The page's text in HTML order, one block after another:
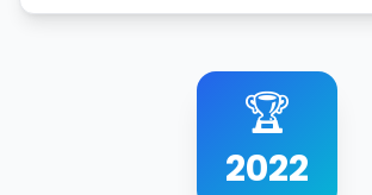
🏆
2022